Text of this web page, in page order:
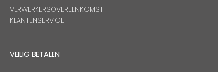
VERWERKERSOVEREENKOMST
KLANTENSERVICE
VEILIG BETALEN